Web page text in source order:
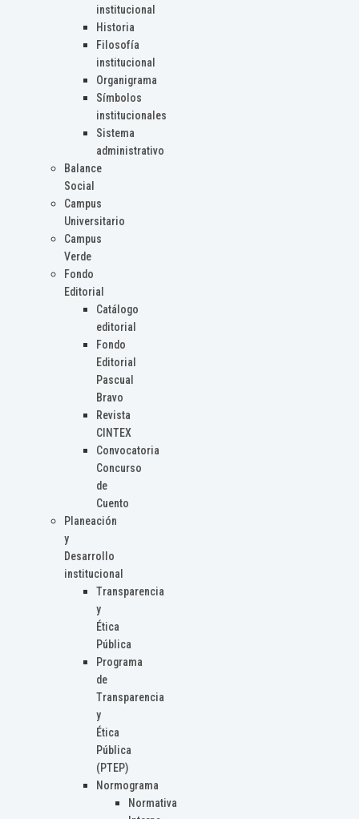
institucional
Historia
Filosofía
institucional
Organigrama
Símbolos
institucionales
Sistema
administrativo
Balance
Social
Campus
Universitario
Campus
Verde
Fondo
Editorial
Catálogo
editorial
Fondo
Editorial
Pascual
Bravo
Revista
CINTEX
Convocatoria
Concurso
de
Cuento
Planeación
y
Desarrollo
institucional
Transparencia
y
Ética
Pública
Programa
de
Transparencia
y
Ética
Pública
(PTEP)
Normograma
Normativa